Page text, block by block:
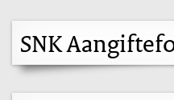
SNK